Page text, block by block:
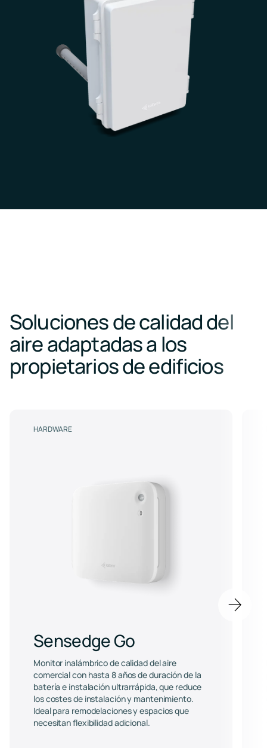
Soluciones de calidad del
aire adaptadas a los
propietarios de edificios
HARDWARE
Sensedge Go
Monitor inalámbrico de calidad del aire
comercial con hasta 8 años de duración de la
batería e instalación ultrarrápida, que reduce
los costes de instalación y mantenimiento.
Ideal para remodelaciones y espacios que
necesitan flexibilidad adicional.
Next